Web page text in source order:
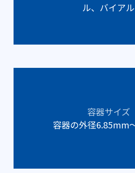
ル、バイアル
容器サイズ
容器の外径6.85mm